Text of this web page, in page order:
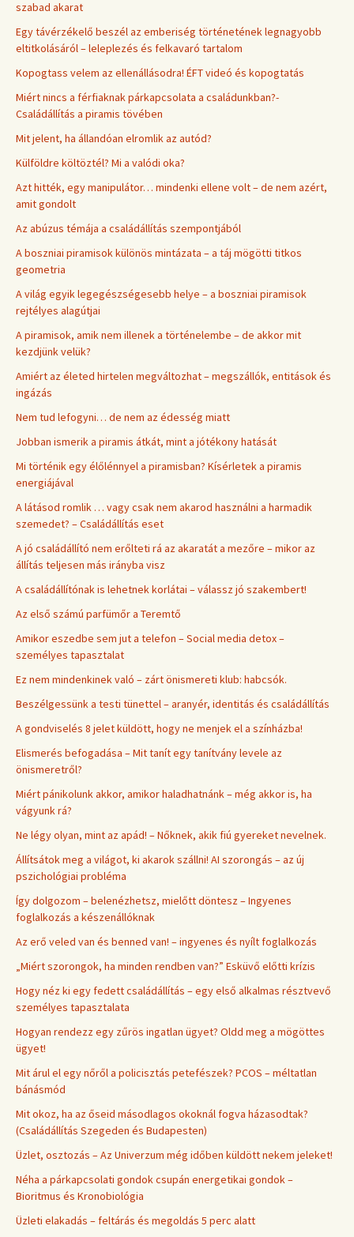
szabad akarat
Egy távérzékelő beszél az emberiség történetének legnagyobb
eltitkolásáról – leleplezés és felkavaró tartalom
Kopogtass velem az ellenállásodra! ÉFT videó és kopogtatás
Miért nincs a férfiaknak párkapcsolata a családunkban?-
Családállítás a piramis tövében
Mit jelent, ha állandóan elromlik az autód?
Külföldre költöztél? Mi a valódi oka?
Azt hitték, egy manipulátor… mindenki ellene volt – de nem azért,
amit gondolt
Az abúzus témája a családállítás szempontjából
A boszniai piramisok különös mintázata – a táj mögötti titkos
geometria
A világ egyik legegészségesebb helye – a boszniai piramisok
rejtélyes alagútjai
A piramisok, amik nem illenek a történelembe – de akkor mit
kezdjünk velük?
Amiért az életed hirtelen megváltozhat – megszállók, entitások és
ingázás
Nem tud lefogyni… de nem az édesség miatt
Jobban ismerik a piramis átkát, mint a jótékony hatását
Mi történik egy élőlénnyel a piramisban? Kísérletek a piramis
energiájával
A látásod romlik … vagy csak nem akarod használni a harmadik
szemedet? – Családállítás eset
A jó családállító nem erőlteti rá az akaratát a mezőre – mikor az
állítás teljesen más irányba visz
A családállítónak is lehetnek korlátai – válassz jó szakembert!
Az első számú parfümőr a Teremtő
Amikor eszedbe sem jut a telefon – Social media detox –
személyes tapasztalat
Ez nem mindenkinek való – zárt önismereti klub: habcsók.
Beszélgessünk a testi tünettel – aranyér, identitás és családállítás
A gondviselés 8 jelet küldött, hogy ne menjek el a színházba!
Elismerés befogadása – Mit tanít egy tanítvány levele az
önismeretről?
Miért pánikolunk akkor, amikor haladhatnánk – még akkor is, ha
vágyunk rá?
Ne légy olyan, mint az apád! – Nőknek, akik fiú gyereket nevelnek.
Állítsátok meg a világot, ki akarok szállni! AI szorongás – az új
pszichológiai probléma
Így dolgozom – belenézhetsz, mielőtt döntesz – Ingyenes
foglalkozás a készenállóknak
Az erő veled van és benned van! – ingyenes és nyílt foglalkozás
„Miért szorongok, ha minden rendben van?” Esküvő előtti krízis
Hogy néz ki egy fedett családállítás – egy első alkalmas résztvevő
személyes tapasztalata
Hogyan rendezz egy zűrös ingatlan ügyet? Oldd meg a mögöttes
ügyet!
Mit árul el egy nőről a policisztás petefészek? PCOS – méltatlan
bánásmód
Mit okoz, ha az őseid másodlagos okoknál fogva házasodtak?
(Családállítás Szegeden és Budapesten)
Üzlet, osztozás – Az Univerzum még időben küldött nekem jeleket!
Néha a párkapcsolati gondok csupán energetikai gondok –
Bioritmus és Kronobiológia
Üzleti elakadás – feltárás és megoldás 5 perc alatt